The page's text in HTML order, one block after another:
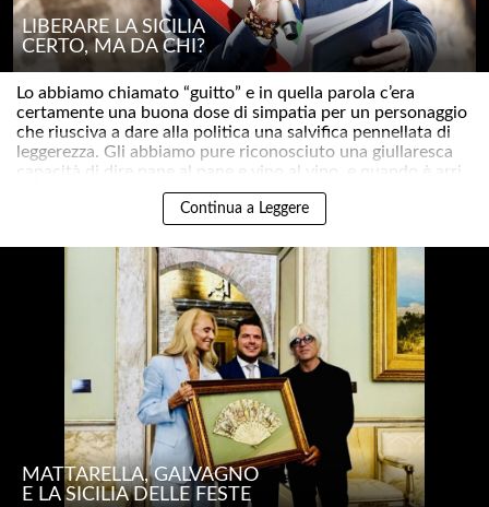
LIBERARE LA SICILIA
CERTO, MA DA CHI?
Lo abbiamo chiamato “guitto” e in quella parola c’era
certamente una buona dose di simpatia per un personaggio
che riusciva a dare alla politica una salvifica pennellata di
leggerezza. Gli abbiamo pure riconosciuto una giullaresca
capacità di dire pane al pane e vino al vino, e quando è arri..
Continua a Leggere
MATTARELLA, GALVAGNO
E LA SICILIA DELLE FESTE